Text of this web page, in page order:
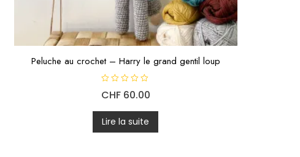
Peluche au crochet – Harry le grand gentil loup
o
e
0
s
u
CHF60.00
Lire la suite